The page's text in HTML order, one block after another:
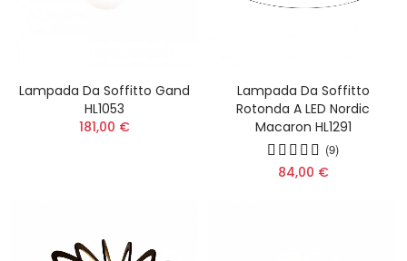
Lampada Da Soffitto Gand
HL1053
181,00 €
Lampada Da Soffitto
Rotonda A LED Nordic
Macaron HL1291
(9)
84,00 €